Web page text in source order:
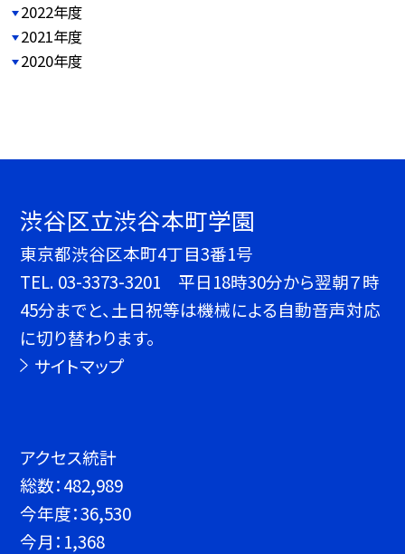
2022年度
2021年度
2020年度
渋谷区立渋谷本町学園
東京都渋谷区本町4丁目3番1号
TEL. 03-3373-3201 平日18時30分から翌朝７時
45分までと、土日祝等は機械による自動音声対応
に切り替わります。
サイトマップ
アクセス統計
総数：482,989
今年度：36,530
今月： 1,368